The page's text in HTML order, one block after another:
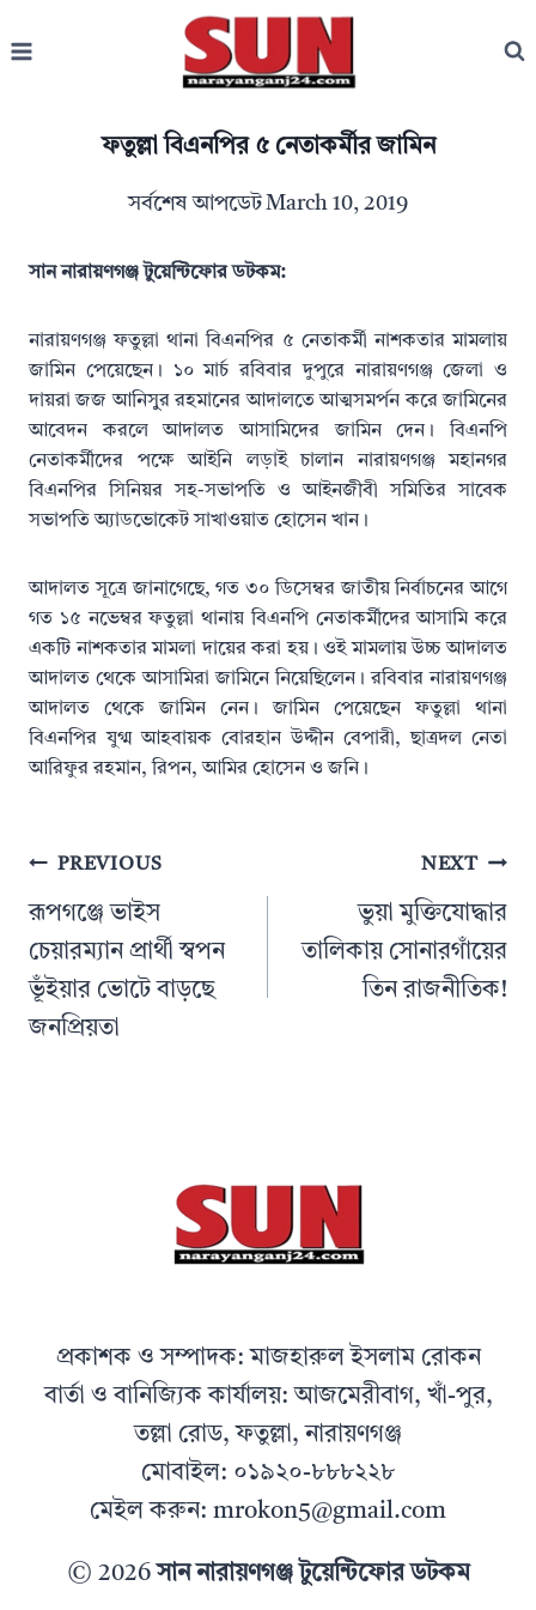
to
ফতুল্লা বিএনপির ৫ নেতাকর্মীর জামিন
সর্বশেষ আপডেটMarch 10, 2019
সান নারায়ণগঞ্জ টুয়েন্টিফোর ডটকম:
নারায়ণগঞ্জ ফতুল্লা থানা বিএনপির ৫ নেতাকর্মী নাশকতার মামলায়
জামিন পেয়েছেন। ১০ মার্চ রবিবার দুপুরে নারায়ণগঞ্জ জেলা ও
দায়রা জজ আনিসুুর রহমানের আদালতে আত্মসমর্পন করে জামিনের
আবেদন করলে আদালত আসামিদের জামিন দেন। বিএনপি
নেতাকর্মীদের পক্ষে আইনি লড়াই চালান নারায়ণগঞ্জ মহানগর
বিএনপির সিনিয়র সহ-সভাপতি ও আইনজীবী সমিতির সাবেক
সভাপতি অ্যাডভোকেট সাখাওয়াত হোসেন খান।
আদালত সূত্রে জানাগেছে, গত ৩০ ডিসেম্বর জাতীয় নির্বাচনের আগে
গত ১৫ নভেম্বর ফতুল্লা থানায় বিএনপি নেতাকর্মীদের আসামি করে
একটি নাশকতার মামলা দায়ের করা হয়। ওই মামলায় উচ্চ আদালত
আদালত থেকে আসামিরা জামিনে নিয়েছিলেন। রবিবার নারায়ণগঞ্জ
আদালত থেকে জামিন নেন। জামিন পেয়েছেন ফতুল্লা থানা
বিএনপির যুগ্ম আহবায়ক বোরহান উদ্দীন বেপারী, ছাত্রদল নেতা
আরিফুর রহমান, রিপন, আমির হোসেন ও জনি।
PostPREVIOUS
রূপগঞ্জে ভাইস
চেয়ারম্যান প্রার্থী স্বপন
ভূঁইয়ার ভোটে বাড়ছে
জনপ্রিয়তা
NEXT
ভুয়া মুক্তিযোদ্ধার
তালিকায় সোনারগাঁয়ের
তিন রাজনীতিক!
প্রকাশক ও সম্পাদক: মাজহারুল ইসলাম রোকন
বার্তা ও বানিজ্যিক কার্যালয়: আজমেরীবাগ, খাঁ-পুর,
তল্লা রোড, ফতুল্লা, নারায়ণগঞ্জ
মোবাইল: ০১৯২০-৮৮৮২২৮
মেইল করুন: mrokon5@gmail.com
© 2026 সান নারায়ণগঞ্জ টুয়েন্টিফোর ডটকম